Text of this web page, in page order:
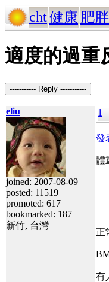
cht健康 肥胖
適度的過重
----------- Reply -----------
eliu
joined: 2007-08-09
posted: 11519
promoted: 617
bookmarked: 187
新竹, 台灣
1
發
體
正
有